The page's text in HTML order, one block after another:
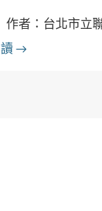
作者：台北市立
讀 →